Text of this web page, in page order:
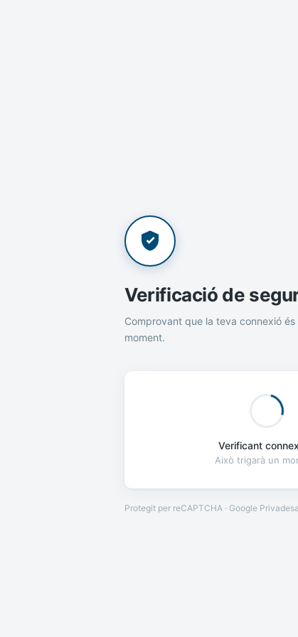
Verificació de
Comprovant que la teva connexió és
moment.
Verificant
Això trigarà un
Protegit per reCAPTCHA · Google Privadesa